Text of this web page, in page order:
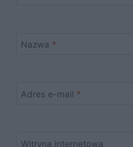
Nazwa *
Adres e-mail *
Witryna internetowa